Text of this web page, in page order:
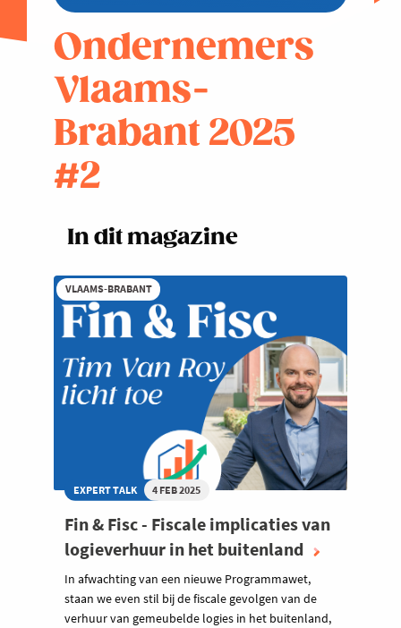
Ondernemers
Vlaams-
Brabant 2025
#2
In dit magazine
VLAAMS-BRABANT
EXPERT TALK 4 FEB 2025
Fin & Fisc - Fiscale implicaties van
logieverhuur in het buitenland
In afwachting van een nieuwe Programmawet,
staan we even stil bij de fiscale gevolgen van de
verhuur van gemeubelde logies in het buitenland,